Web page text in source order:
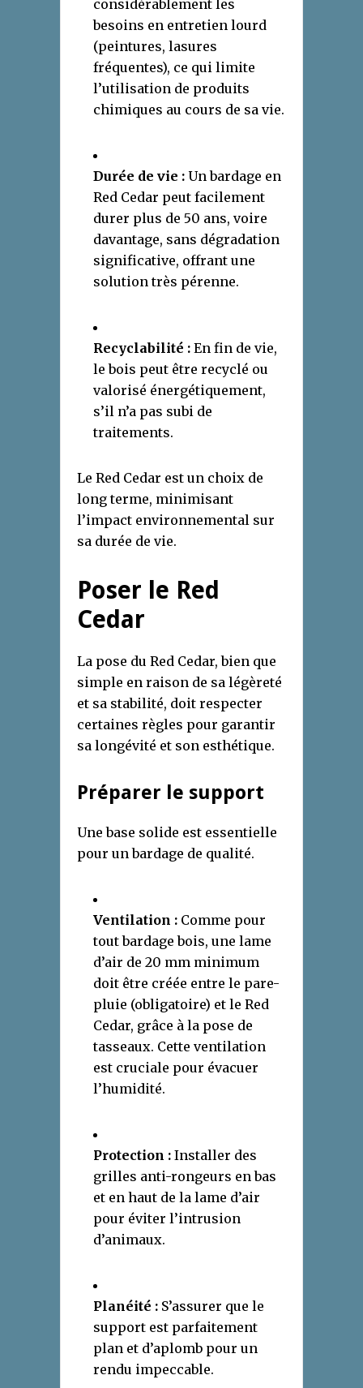
considérablement les
besoins en entretien lourd
(peintures, lasures
fréquentes), ce qui limite
l’utilisation de produits
chimiques au cours de sa vie.
Durée de vie : Un bardage en
Red Cedar peut facilement
durer plus de 50 ans, voire
davantage, sans dégradation
significative, offrant une
solution très pérenne.
Recyclabilité : En fin de vie,
le bois peut être recyclé ou
valorisé énergétiquement,
s’il n’a pas subi de
traitements.
Le Red Cedar est un choix de
long terme, minimisant
l’impact environnemental sur
sa durée de vie.
Poser le Red
Cedar
La pose du Red Cedar, bien que
simple en raison de sa légèreté
et sa stabilité, doit respecter
certaines règles pour garantir
sa longévité et son esthétique.
Préparer le support
Une base solide est essentielle
pour un bardage de qualité.
Ventilation : Comme pour
tout bardage bois, une lame
d’air de 20 mm minimum
doit être créée entre le pare-
pluie (obligatoire) et le Red
Cedar, grâce à la pose de
tasseaux. Cette ventilation
est cruciale pour évacuer
l’humidité.
Protection : Installer des
grilles anti-rongeurs en bas
et en haut de la lame d’air
pour éviter l’intrusion
d’animaux.
Planéité : S’assurer que le
support est parfaitement
plan et d’aplomb pour un
rendu impeccable.